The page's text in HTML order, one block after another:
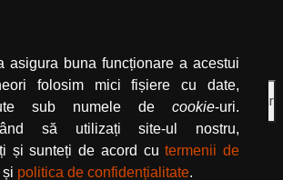
asigura buna funcționare a acestui
folosim mici fișiere cu date,
sub numele de cookie-uri.
să utilizați site-ul nostru,
și sunteți de acord cutermenii de
și politica de confidențialitate.
de email și dați click pe butonul de abonare.